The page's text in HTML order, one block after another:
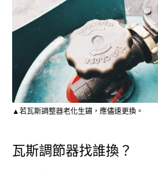
▲若瓦斯調整器老化生鏽，應儘速更換。
瓦斯調節器找誰換？